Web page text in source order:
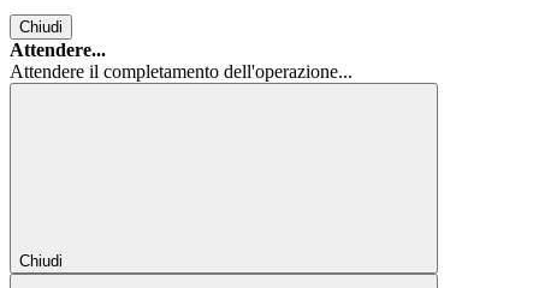
Chiudi
Attendere...
Attendere il completamento dell'operazione...
Chiudi